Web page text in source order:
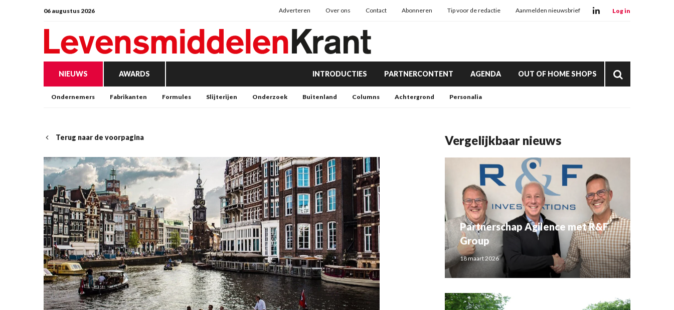
06 augustus 2026 Adverteren Over ons Contact Abonneren Tip voor de redactie Aanmelden nieuwsbrief Log in
NIEUWS AWARDS INTRODUCTIES PARTNERCONTENT AGENDA OUT OF HOME SHOPS
Ondernemers Fabrikanten Formules Slijterijen Onderzoek Buitenland Columns Achtergrond Personalia
Terug naar de voorpagina Vergelijkbaar nieuws
Partnerschap Agilence met R&F
Group
18 maart 2026